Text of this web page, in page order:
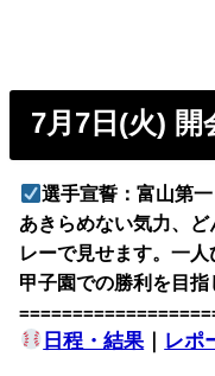
7月7日(火) 開
選手宣誓：富山第
あきらめない気力、
レーで見せます。一人
甲子園での勝利を目指
日程・結果 ｜ レポ